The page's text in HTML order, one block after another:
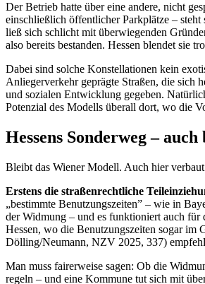
Der Betrieb hatte über eine andere, nicht
einschließlich öffentlicher Parkplätze –
ließ sich schlicht mit überwiegenden
also bereits bestanden. Hessen blendet sie
Dabei sind solche Konstellationen kein
Anliegerverkehr geprägte Straßen, die sich
und sozialen Entwicklung gegeben.
Potenzial des Modells überall dort, wo die
Hessens Sonderweg –
Bleibt das Wiener Modell. Auch hier
Erstens die straßenrechtliche
„bestimmte Benutzungszeiten” – wie in
der Widmung – und es funktioniert auch für
Hessen, wo die Benutzungszeiten sogar im
Dölling/Neumann, NZV 2025, 337)
Man muss fairerweise sagen: Ob die
regeln – und eine Kommune tut sich mit